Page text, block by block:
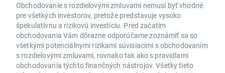
Obchodovanie s rozdielovými zmluvami nemusí byť vhodné
pre všetkých investorov, pretože predstavuje vysoko
špekulatívnu a rizikovú investíciu. Pred začatím
obchodovania Vám dôrazne odporúčame zoznámiť sa so
všetkými potenciálnymi rizikami súvisiacimi s obchodovaním
s rozdielovými zmluvami, rovnako tak ako s pravidlami
obchodovania týchto finančných nástrojov. Všetky tieto